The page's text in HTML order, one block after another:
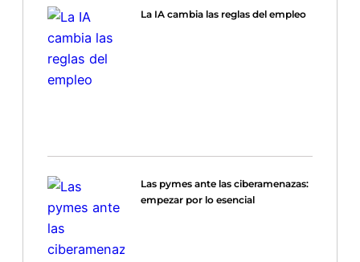
La IA cambia las reglas del empleo
Las pymes ante las ciberamenazas:
empezar por lo esencial